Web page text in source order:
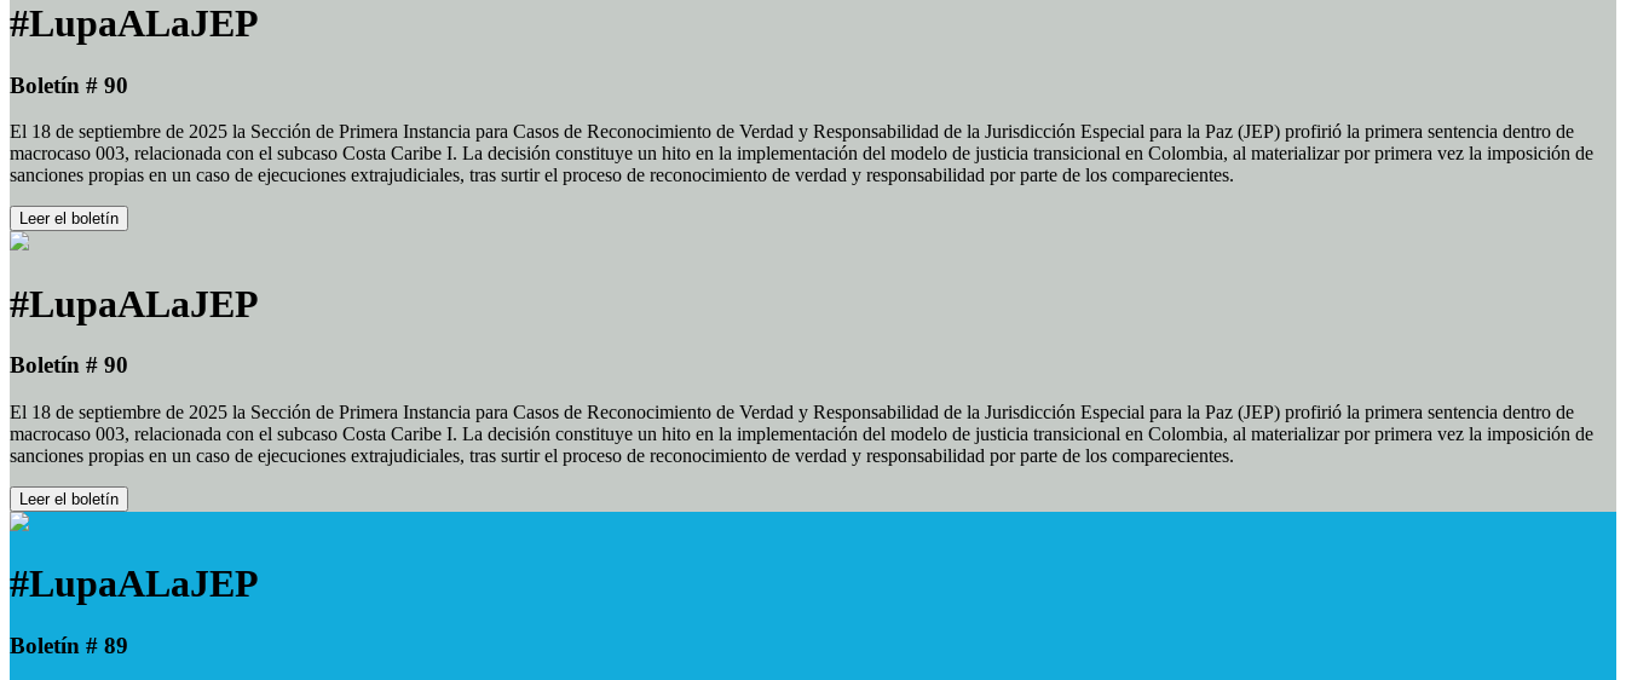
#LupaALaJEP
Boletín # 90
El 18 de septiembre de 2025 la Sección de Primera Instancia para Casos de Reconocimiento de Verdad y Responsabilidad de la Jurisdicción Especial para la Paz (JEP) profirió la primera sentencia dentro de
macrocaso 003, relacionada con el subcaso Costa Caribe I. La decisión constituye un hito en la implementación del modelo de justicia transicional en Colombia, al materializar por primera vez la imposición de
sanciones propias en un caso de ejecuciones extrajudiciales, tras surtir el proceso de reconocimiento de verdad y responsabilidad por parte de los comparecientes.
Leer el boletín
#LupaALaJEP
Boletín # 90
El 18 de septiembre de 2025 la Sección de Primera Instancia para Casos de Reconocimiento de Verdad y Responsabilidad de la Jurisdicción Especial para la Paz (JEP) profirió la primera sentencia dentro de
macrocaso 003, relacionada con el subcaso Costa Caribe I. La decisión constituye un hito en la implementación del modelo de justicia transicional en Colombia, al materializar por primera vez la imposición de
sanciones propias en un caso de ejecuciones extrajudiciales, tras surtir el proceso de reconocimiento de verdad y responsabilidad por parte de los comparecientes.
Leer el boletín
#LupaALaJEP
Boletín # 89